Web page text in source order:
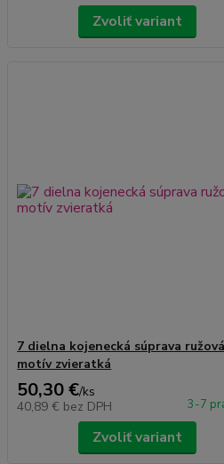
Zvoliť variant
7 dielna kojenecká súprava ružová
motív zvieratká
50,30 €/ks
40,89 € bez DPH 3-7
Zvoliť variant